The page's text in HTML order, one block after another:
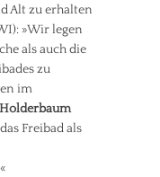
Alt zu erhalten
»Wir legen
als auch die
zu
im
Freibad als